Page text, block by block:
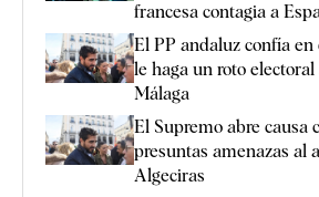
francesa contagia a
El PP andaluz confía
le haga un roto
Málaga
El Supremo abre causa
presuntas amenazas al
Algeciras